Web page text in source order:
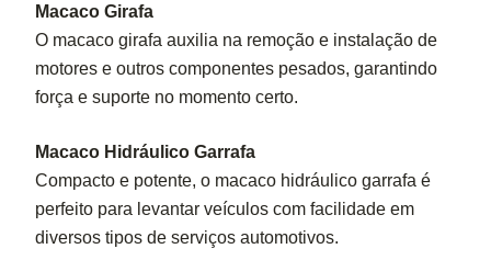
Macaco Girafa
O macaco girafa auxilia na remoção e instalação de
motores e outros componentes pesados, garantindo
força e suporte no momento certo.
Macaco Hidráulico Garrafa
Compacto e potente, o macaco hidráulico garrafa é
perfeito para levantar veículos com facilidade em
diversos tipos de serviços automotivos.